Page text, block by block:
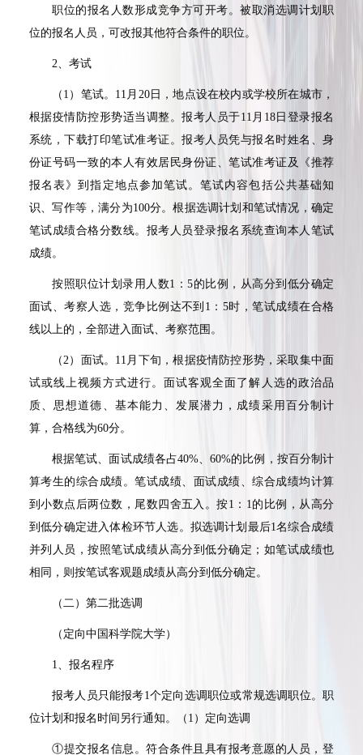
职位的报名人数形成竞争方可开考。被取消选调计划职
位的报名人员，可改报其他符合条件的职位。
2、考试
（ 1 ）笔试。 11 月 20日，地点设在校内或学校所在城市，
根据疫情防控形势适当调整。报考人员于11 月 18日登录报名
系统，下载打印笔试准考证。报考人员凭与报名时姓名、身
份证号码一致的本人有效居民身份证、笔试准考证及《推荐
报名表》到指定地点参加笔试。笔试内容包括公共基础知
识、写作等，满分为100分。根据选调计划和笔试情况，确定
笔试成绩合格分数线。报考人员登录报名系统查询本人笔试
成绩。
按照职位计划录用人数1 ： 5的比例，从高分到低分确定
面试、考察人选，竞争比例达不到 1 ： 5时，笔试成绩在合格
线以上的，全部进入面试、考察范围。
（2）面试。 11 月下旬，根据疫情防控形势，采取集中面
试或线上视频方式进行。面试客观全面了解人选的政治品
质、思想道德、基本能力、发展潜力，成绩采用百分制计
算，合格线为60分。
根据笔试、面试成绩各占40%、60%的比例，按百分制计
算考生的综合成绩。笔试成绩、面试成绩、综合成绩均计算
到小数点后两位数，尾数四舍五入。按1 ： 1的比例，从高分
到低分确定进入体检环节人选。拟选调计划最后1名综合成绩
并列人员，按照笔试成绩从高分到低分确定；如笔试成绩也
相同，则按笔试客观题成绩从高分到低分确定。
（二）第二批选调
（定向中国科学院大学）
1、报名程序
报考人员只能报考1个定向选调职位或常规选调职位。职
位计划和报名时间另行通知。（ 1 ）定向选调
①提交报名信息。符合条件且具有报考意愿的人员，登